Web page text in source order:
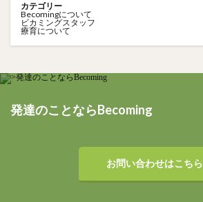
カテゴリー
Becomingについて
ビカミングスタッフ
療育について
発達のことならBecoming
お問い合わせはこちら